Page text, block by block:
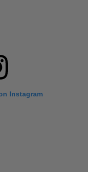
Instagram